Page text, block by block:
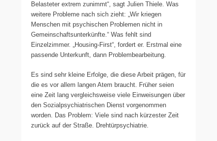
Belasteter extrem zunimmt“, sagt Julien Thiele. Was
weitere Probleme nach sich zieht: „Wir kriegen
Menschen mit psychischen Problemen nicht in
Gemeinschaftsunterkünfte.“ Was fehlt sind
Einzelzimmer. „Housing-First“, fordert er. Erstmal eine
passende Unterkunft, dann Problembearbeitung.
Es sind sehr kleine Erfolge, die diese Arbeit prägen, für
die es vor allem langen Atem braucht. Früher seien
eine Zeit lang vergleichsweise viele Einweisungen über
den Sozialpsychiatrischen Dienst vorgenommen
worden. Das Problem: Viele sind nach kürzester Zeit
zurück auf der Straße. Drehtürpsychiatrie.